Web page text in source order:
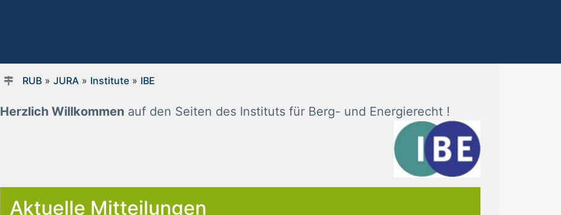
RUB» JURA» Institute» IBE
Herzlich Willkommen auf den Seiten des Instituts für Berg- und Energierecht !
Aktuelle Mitteilungen